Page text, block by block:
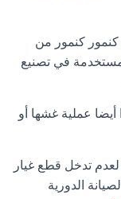
كنمور كنمور من
في تصنيع
عملية غشها أو
تدخل قطع غيار
الدورية